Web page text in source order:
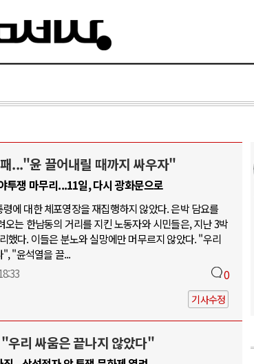
..."윤 끌어내릴 때까지 싸우자"
투쟁 마무리...11일, 다시 광화문으로
에 대한 체포영장을 재집행하지 않았다. 은박 담요를
오는 한남동의 거리를 지킨 노동자와 시민들은, 지난 3박
했다. 이들은 분노와 실망에만 머무르지 않았다. "우리
"윤석열을 끌...
0
기사수정
우리 싸움은 끝나지 않았다"
러시아-우크라이나 전쟁
전쟁의 추상화: 우크라이나, 대리전의 역..
EU·우크라이나 드론 협력 직후, 러시아..
나토, 우크라 군사지원 2027년까지 공..
러·우크라, 대규모 공습 주고받아…민간 ..